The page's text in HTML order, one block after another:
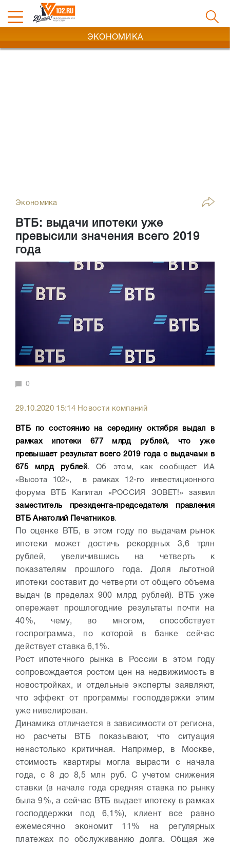
ЭКОНОМИКА
Экономика
ВТБ: выдачи ипотеки уже
превысили значения всего 2019
года
0
29.10.2020 15:14 Новости компаний
ВТБ по состоянию на середину октября выдал в
рамках ипотеки 677 млрд рублей, что уже
превышает результат всего 2019 года с выдачами в
675 млрд рублей. Об этом, как сообщает ИА
«Высота 102», в рамках 12-го инвестиционного
форума ВТБ Капитал «РОССИЯ ЗОВЕТ!» заявил
заместитель президента-председателя правления
ВТБ Анатолий Печатников.
По оценке ВТБ, в этом году по выдачам рынок
ипотеки может достичь рекордных 3,6 трлн
рублей, увеличившись на четверть к
показателям прошлого года. Доля льготной
ипотеки составит до четверти от общего объема
выдач (в пределах 900 млрд рублей). ВТБ уже
опережает прошлогодние результаты почти на
40%, чему, во многом, способствует
госпрограмма, по которой в банке сейчас
действует ставка 6,1%.
Рост ипотечного рынка в России в этом году
сопровождается ростом цен на недвижимость в
новостройках, и отдельные эксперты заявляют,
что эффект от программы господдержки этим
уже нивелирован.
Динамика отличается в зависимости от региона,
но расчеты ВТБ показывают, что ситуация
ненастолько критичная. Например, в Москве,
стоимость квартиры могла вырасти с начала
года, с 8 до 8,5 млн руб. С учетом снижения
ставки (в начале года средняя ставка по рынку
была 9%, а сейчас ВТБ выдает ипотеку в рамках
господдержки под 6,1%), клиент все равно
ежемесячно экономит 11% на регулярных
платежах по обслуживанию долга. Общая же